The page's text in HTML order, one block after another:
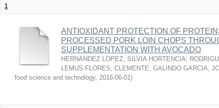
1
ANTIOXIDANT PROTECTION OF
PROCESSED PORK LOIN CHOPS
SUPPLEMENTATION WITH AVOCADO
HERNANDEZ LOPEZ, SILVIA HORTENCIA;
LEMUS FLORES, CLEMENTE; GALINDO GARCIA,
food science and technology, 2016-06-01)